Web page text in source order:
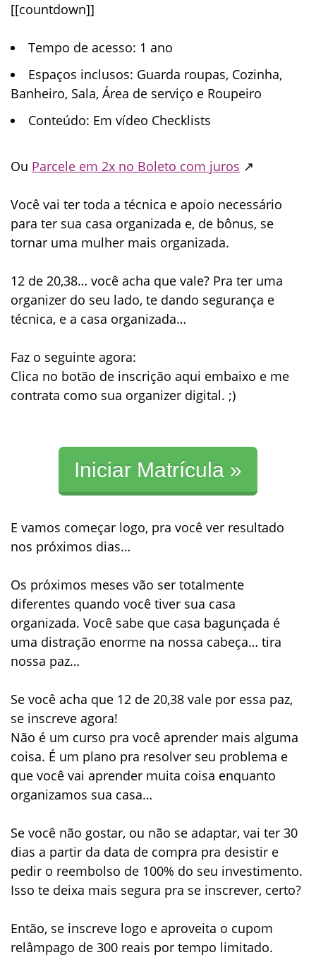
[[countdown]]
Tempo de acesso: 1 ano
Espaços inclusos: Guarda roupas, Cozinha,
Banheiro, Sala, Área de serviço e Roupeiro
Conteúdo: Em vídeo Checklists
Ou Parcele em 2x no Boleto com juros ↗
Você vai ter toda a técnica e apoio necessário
para ter sua casa organizada e, de bônus, se
tornar uma mulher mais organizada.
12 de 20,38… você acha que vale? Pra ter uma
organizer do seu lado, te dando segurança e
técnica, e a casa organizada…
Faz o seguinte agora:
Clica no botão de inscrição aqui embaixo e me
contrata como sua organizer digital. ;)
Iniciar Matrícula »
E vamos começar logo, pra você ver resultado
nos próximos dias…
Os próximos meses vão ser totalmente
diferentes quando você tiver sua casa
organizada. Você sabe que casa bagunçada é
uma distração enorme na nossa cabeça… tira
nossa paz…
Se você acha que 12 de 20,38 vale por essa paz,
se inscreve agora!
Não é um curso pra você aprender mais alguma
coisa. É um plano pra resolver seu problema e
que você vai aprender muita coisa enquanto
organizamos sua casa…
Se você não gostar, ou não se adaptar, vai ter 30
dias a partir da data de compra pra desistir e
pedir o reembolso de 100% do seu investimento.
Isso te deixa mais segura pra se inscrever, certo?
Então, se inscreve logo e aproveita o cupom
relâmpago de 300 reais por tempo limitado.